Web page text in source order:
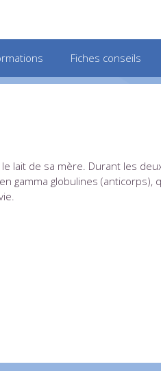
Fiches conseils
lait de sa mère. Durant les
gamma globulines (anticorps),